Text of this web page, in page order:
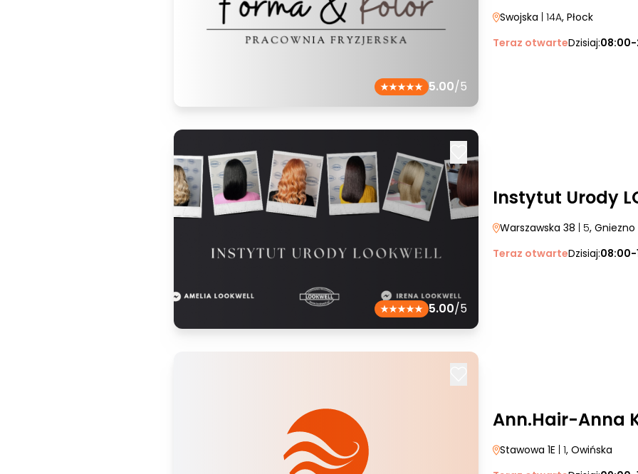
5.00/5
Swojska | 14A, Płock
Teraz otwarteDzisiaj:
5.00/5
Instytut Urody
Warszawska 38 | 5, Gniezno
Teraz otwarteDzisiaj:08:00-
Ann.Hair-Anna
Stawowa 1E | 1, Owińska